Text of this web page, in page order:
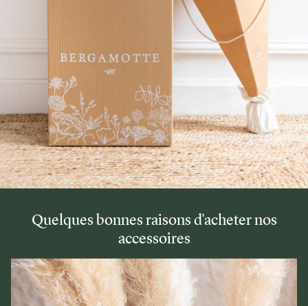
Quelques bonnes raisons d'acheter nos
accessoires